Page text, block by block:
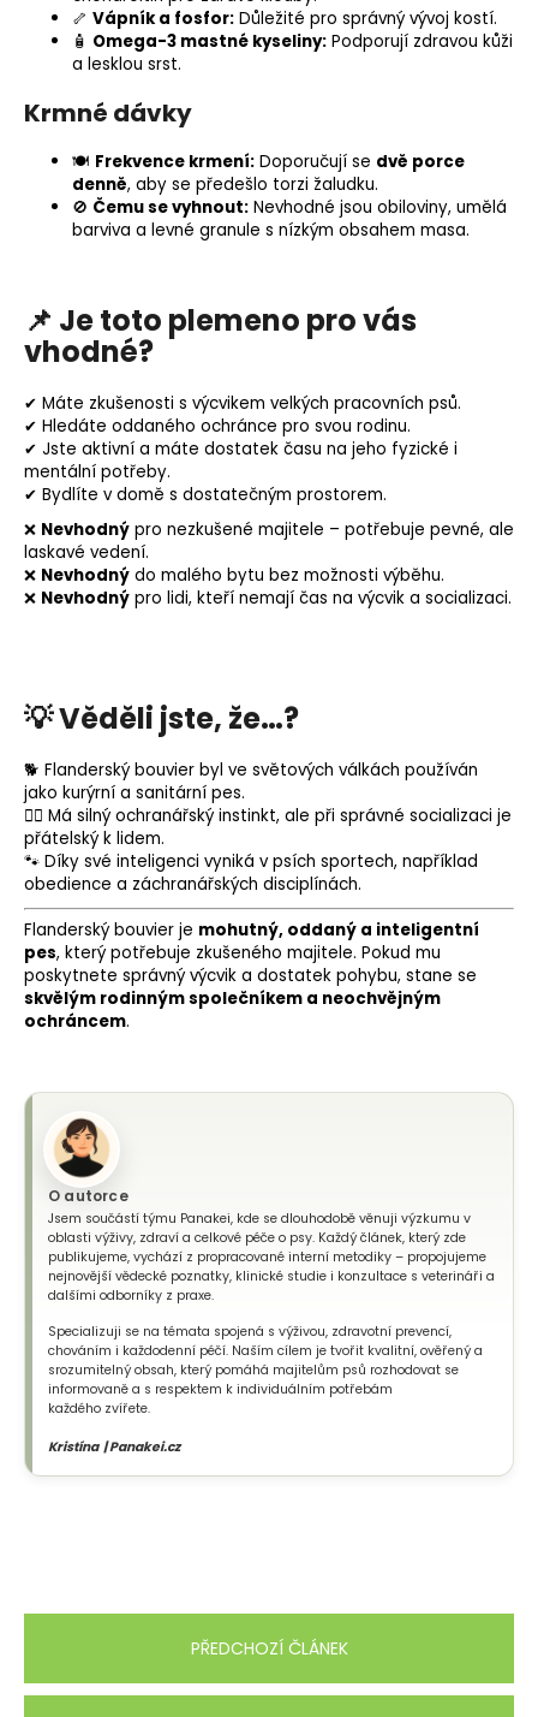
🦴 Vápníka fosfor: Důležité pro správný vývoj kostí.
🧴 Omega-3 mastné kyseliny: Podporují zdravou kůži
a lesklou srst.
Krmné dávky
🍽️ Frekvence krmení: Doporučují se dvě porce
denně, aby se předešlo torzi žaludku.
🚫 Čemu se vyhnout: Nevhodné jsou obiloviny, umělá
barviva a levné granule s nízkým obsahem masa.
📌 Je toto plemeno pro vás
vhodné?
✔ Máte zkušenosti s výcvikem velkých pracovních psů.
✔ Hledáte oddaného ochránce pro svou rodinu.
✔ Jste aktivní a máte dostatek času na jeho fyzické i
mentální potřeby.
✔ Bydlíte v domě s dostatečným prostorem.
❌ Nevhodný pro nezkušené majitele – potřebuje pevné, ale
laskavé vedení.
❌ Nevhodný do malého bytu bez možnosti výběhu.
❌ Nevhodný pro lidi, kteří nemají čas na výcvik a socializaci.
💡Věděli jste, že…?
🐕 Flanderský bouvier byl ve světových válkách používán
jako kurýrní a sanitární pes.
🦸‍♂️ Má silný ochranářský instinkt, ale při správné socializaci je
přátelský k lidem.
🐾 Díky své inteligenci vyniká v psích sportech, například
obedience a záchranářských disciplínách.
Flanderský bouvier je mohutný, oddaný a inteligentní
pes, který potřebuje zkušeného majitele. Pokud mu
poskytnete správný výcvik a dostatek pohybu, stane se
skvělým rodinným společníkem a neochvějným
ochráncem.
O autorce
Jsem součástí týmu Panakei, kde se dlouhodobě věnuji výzkumu v
oblasti výživy, zdraví a celkové péče o psy. Každý článek, který zde
publikujeme, vychází z propracované interní metodiky – propojujeme
nejnovější vědecké poznatky, klinické studie i konzultace s veterináři a
dalšími odborníky z praxe.
Specializuji se na témata spojená s výživou, zdravotní prevencí,
chováním i každodenní péčí. Naším cílem je tvořit kvalitní, ověřený a
srozumitelný obsah, který pomáhá majitelům psů rozhodovat se
informovaně a s respektem k individuálním potřebám
každého zvířete.
Kristína | Panakei.cz
PŘEDCHOZÍ ČLÁNEK